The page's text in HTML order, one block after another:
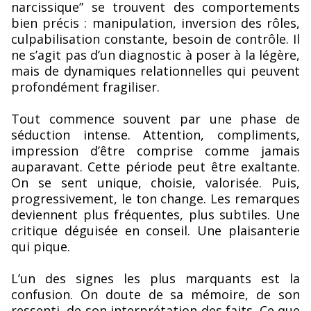
narcissique” se trouvent des comportements
bien précis : manipulation, inversion des rôles,
culpabilisation constante, besoin de contrôle. Il
ne s’agit pas d’un diagnostic à poser à la légère,
mais de dynamiques relationnelles qui peuvent
profondément fragiliser.
Tout commence souvent par une phase de
séduction intense. Attention, compliments,
impression d’être comprise comme jamais
auparavant. Cette période peut être exaltante.
On se sent unique, choisie, valorisée. Puis,
progressivement, le ton change. Les remarques
deviennent plus fréquentes, plus subtiles. Une
critique déguisée en conseil. Une plaisanterie
qui pique.
L’un des signes les plus marquants est la
confusion. On doute de sa mémoire, de son